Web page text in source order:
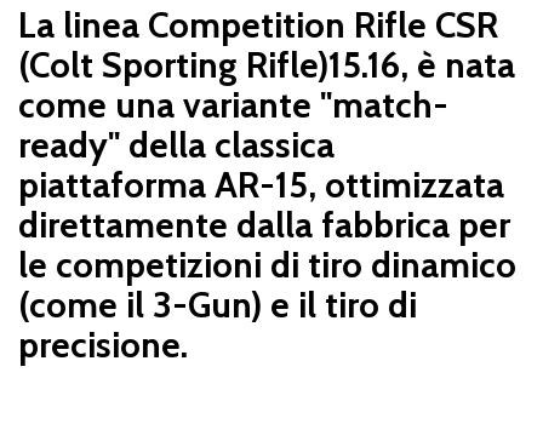
La linea Competition Rifle CSR
(Colt Sporting Rifle)15.16, è nata
come una variante "match-
ready" della classica
piattaforma AR-15, ottimizzata
direttamente dalla fabbrica per
le competizioni di tiro dinamico
(come il 3-Gun) e il tiro di
precisione.